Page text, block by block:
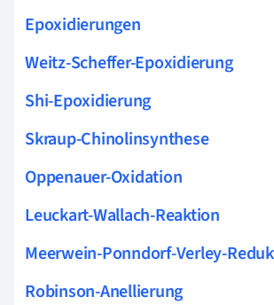
Epoxidierungen
Weitz-Scheffer-Epoxidierung
Shi-Epoxidierung
Skraup-Chinolinsynthese
Oppenauer-Oxidation
Leuckart-Wallach-Reaktion
Meerwein-Ponndorf-Verley-
Robinson-Anellierung